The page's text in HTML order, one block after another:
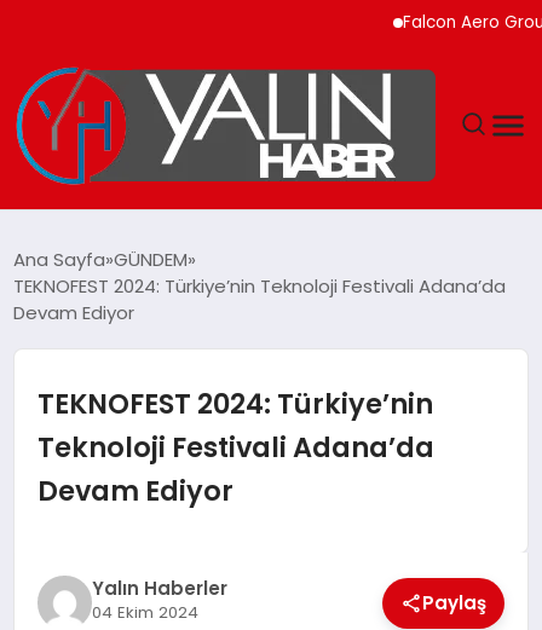
Falcon Aero Group,
YAŞAM
TEKNOLOJİ
Ana Sayfa GÜNDEM
TEKNOFEST 2024: Türkiye’nin Teknoloji Festivali Adana’da
Devam Ediyor
TEKNOFEST 2024: Türkiye’nin
Teknoloji Festivali Adana’da
Devam Ediyor
Yalın Haberler
04 Ekim 2024 Paylaş